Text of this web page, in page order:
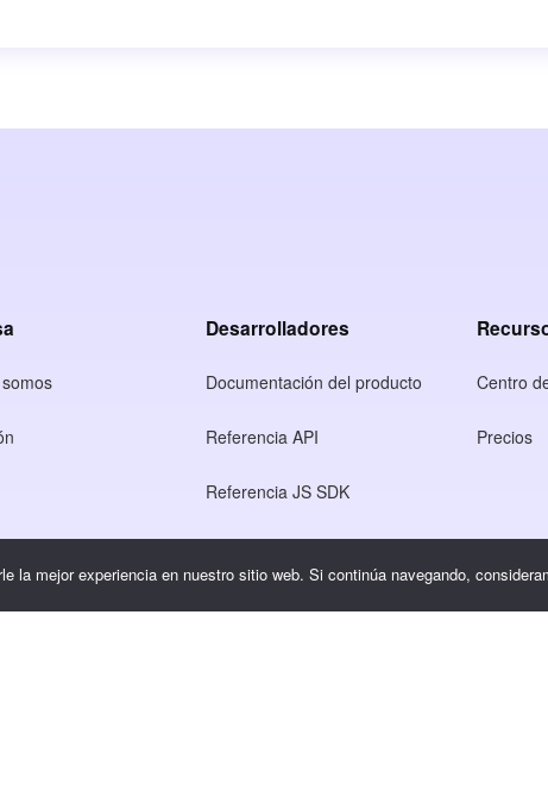
de uso
Desarrolladores
Documentación del producto
Referencia API
Referencia JS SDK
Centro
Precios
la mejor experiencia en nuestro sitio web. Si continúa navegando,